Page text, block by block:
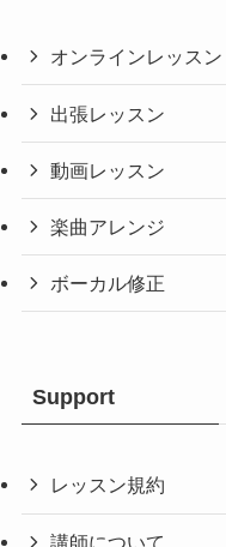
オンラインレッスン
出張レッスン
動画レッスン
楽曲アレンジ
ボーカル修正
Support
レッスン規約
講師について